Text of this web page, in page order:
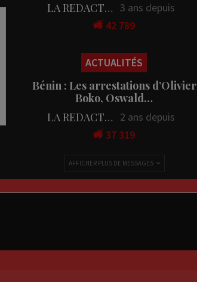
LA REDACTION 3 ans depuis
42 789
ACTUALITÉS
Bénin : Les arrestations d’Olivier
Boko, Oswald…
LA REDACTION
2 ans depuis
37 319
AFFICHER PLUS DE MESSAGES